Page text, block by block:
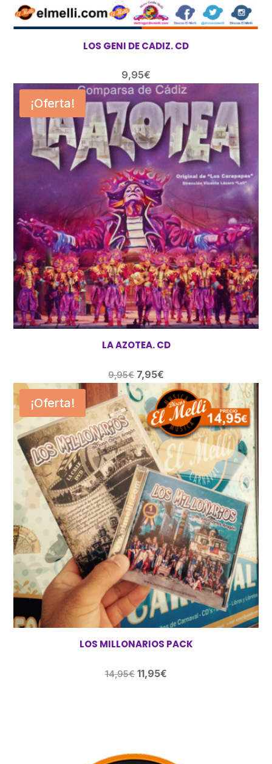
LOS GENI DE CADIZ. CD
9,95€
¡Oferta!
LA AZOTEA. CD
9,95€ El
precio
original
era:
9,95€.
7,95€
precio
actual
es:
7,95€.
¡Oferta!
LOS MILLONARIOS PACK
14,95€ El
11,95€